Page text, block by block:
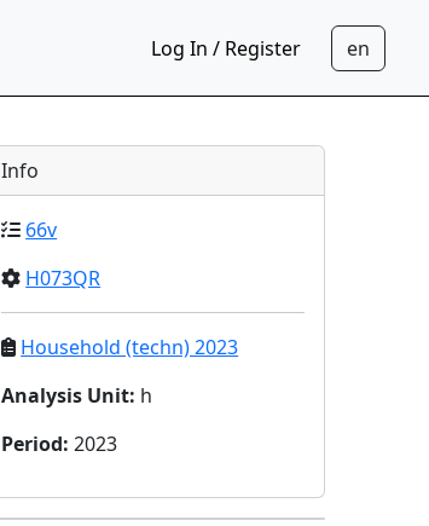
Log In / Register
Info
66v
H073QR
Household (techn) 2023
Analysis Unit: h
Period:2023